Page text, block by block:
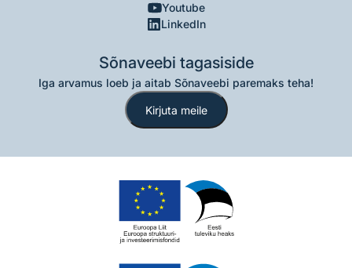
Youtube
LinkedIn
Sõnaveebi tagasiside
Iga arvamus loeb ja aitab Sõnaveebi paremaks teha!
Kirjuta meile